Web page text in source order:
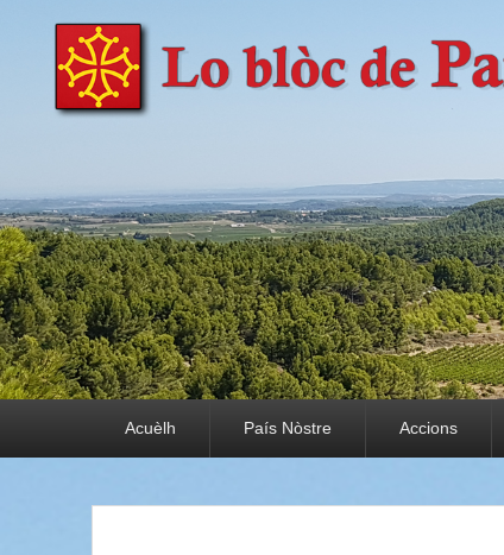
País Nòstre
Paratge e Convivència
Acuèlh País Nòstre Accions